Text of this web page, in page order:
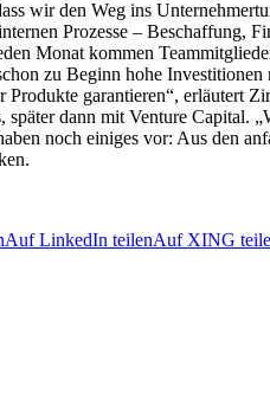
wir den Weg ins
Prozesse – Beschaffung,
Monat kommen
zu Beginn hohe
garantieren“, erläutert
später dann mit Venture
noch einiges vor: Aus den
Auf LinkedIn teilenAuf XING